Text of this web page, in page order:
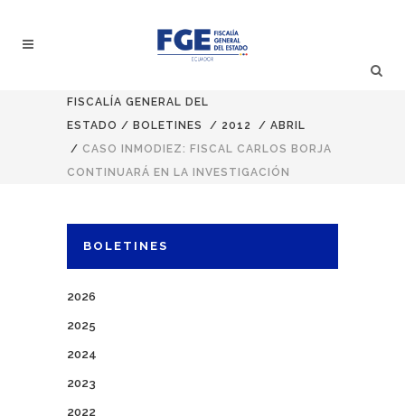
FISCALÍA GENERAL DEL
ESTADO / BOLETINES / 2012 / ABRIL
/ CASO INMODIEZ: FISCAL CARLOS BORJA
CONTINUARÁ EN LA INVESTIGACIÓN
BOLETINES
2026
2025
2024
2023
2022